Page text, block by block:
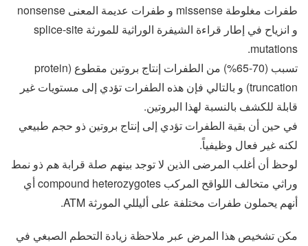
طفرات مغلوطة missense و طفرات عديمة المعنى nonsense
و انزياح في إطار قراءة الشيفرة الوراثية للمورثة splice-site
mutations.
تسبب (70-65%) من الطفرات إنتاج بروتين مقطوع (protein
truncation) و بالتالي فإن هذه الطفرات تؤدي إلى مستويات غير
قابلة للكشف بالنسبة لهذا البروتين.
في حين أن بقية الطفرات تؤدي إلى إنتاج بروتين ذو حجم طبيعي
لكنه غير فعال وظيفياً.
لوحظ أن أغلب المرضى الذين لا توجد بينهم صلة قرابة هم ذو نمط
وراثي متخالف اللواقح المركب compound heterozygotes أي
أنهم يحملون طفرات مختلفة على أليللي المورثة ATM.
مكن تشخيص هذا المرض عبر ملاحظة زيادة التحطم الصبغي في